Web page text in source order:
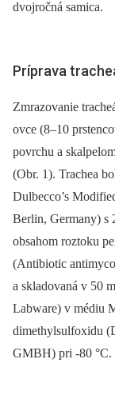
dvojročná samica.
Príprava
Zmrazovanie
ovce (8–10
povrchu a
(Obr. 1). Trachea
Dulbecco’s
Berlin, Germany) s
obsahom roztoku
(Antibiotic
a skladovaná v 50
Labware) v médiu
dimethylsulfoxidu
GMBH) pri -80 °C.